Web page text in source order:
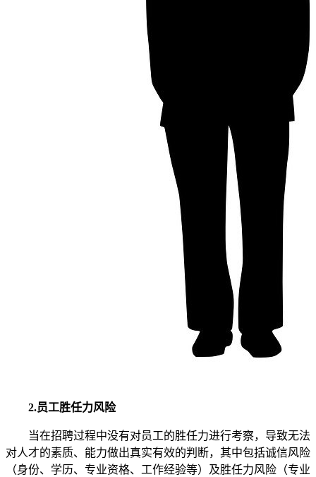
2.员工胜任力风险
当在招聘过程中没有对员工的胜任力进行考察，导致无法
对人才的素质、能力做出真实有效的判断，其中包括诚信风险
（身份、学历、专业资格、工作经验等）及胜任力风险（专业